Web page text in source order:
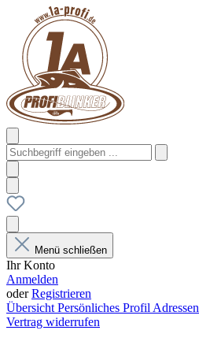
Menü schließen
Ihr Konto
Anmelden
oderRegistrieren
Übersicht Persönliches Profil Adressen
Vertrag widerrufen